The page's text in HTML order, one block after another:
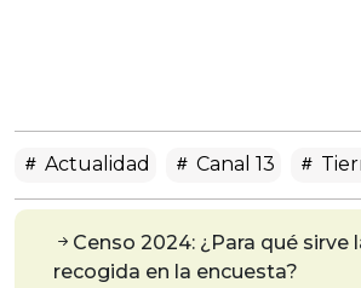
Actualidad Canal 13
Censo 2024: ¿Para qué sirve
recogida en la encuesta?